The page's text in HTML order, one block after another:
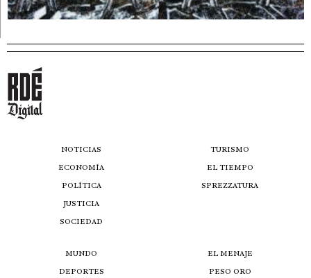
NOTICIAS
ECONOMÍA
POLÍTICA
JUSTICIA
SOCIEDAD
TURISMO
EL TIEMPO
SPREZZATURA
MUNDO
DEPORTES
EL MENAJE
PESO ORO